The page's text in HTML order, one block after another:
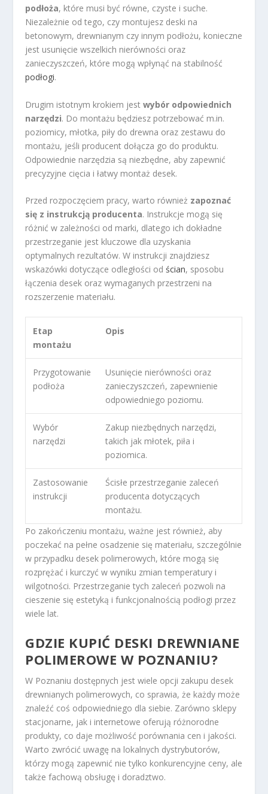
podłoża, które musi być równe, czyste i suche.
Niezależnie od tego, czy montujesz deski na
betonowym, drewnianym czy innym podłożu, konieczne
jest usunięcie wszelkich nierówności oraz
zanieczyszczeń, które mogą wpłynąć na stabilność
podłogi.
Drugim istotnym krokiem jestwybór odpowiednich
narzędzi. Do montażu będziesz potrzebować m.in.
poziomicy, młotka, piły do drewna oraz zestawu do
montażu, jeśli producent dołącza go do produktu.
Odpowiednie narzędzia są niezbędne, aby zapewnić
precyzyjne cięcia i łatwy montaż desek.
Przed rozpoczęciem pracy, warto również zapoznać
się z instrukcją producenta. Instrukcje mogą się
różnić w zależności od marki, dlatego ich dokładne
przestrzeganie jest kluczowe dla uzyskania
optymalnych rezultatów. W instrukcji znajdziesz
wskazówki dotyczące odległości odścian, sposobu
łączenia desek oraz wymaganych przestrzeni na
rozszerzenie materiału.
Etap
montażu
Opis
Przygotowanie
podłoża
Usunięcie nierówności oraz
zanieczyszczeń, zapewnienie
odpowiedniego poziomu.
Wybór
narzędzi
Zakup niezbędnych narzędzi,
takich jak młotek, piła i
poziomica.
Zastosowanie
instrukcji
Ścisłe przestrzeganie zaleceń
producenta dotyczących
montażu.
Po zakończeniu montażu, ważne jest również, aby
poczekać na pełne osadzenie się materiału, szczególnie
w przypadku desek polimerowych, które mogą się
rozprężać i kurczyć w wyniku zmian temperatury i
wilgotności. Przestrzeganie tych zaleceń pozwoli na
cieszenie się estetyką i funkcjonalnością podłogi przez
wiele lat.
GDZIE KUPIĆ DESKI DREWNIANE
POLIMEROWE W POZNANIU?
W Poznaniu dostępnych jest wiele opcji zakupu desek
drewnianych polimerowych, co sprawia, że każdy może
znaleźć coś odpowiedniego dla siebie. Zarówno sklepy
stacjonarne, jak i internetowe oferują różnorodne
produkty, co daje możliwość porównania cen i jakości.
Warto zwrócić uwagę na lokalnych dystrybutorów,
którzy mogą zapewnić nie tylko konkurencyjne ceny, ale
także fachową obsługę i doradztwo.